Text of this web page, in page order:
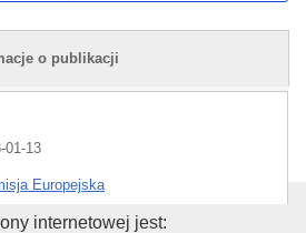
o publikacji
01-13
Europejska
Unii
internetowej jest: